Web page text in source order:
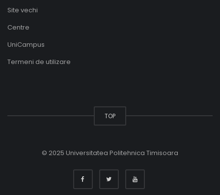
Site vechi
Centre
UniCampus
Termeni de utilizare
TOP
© 2025 Universitatea Politehnica Timisoara